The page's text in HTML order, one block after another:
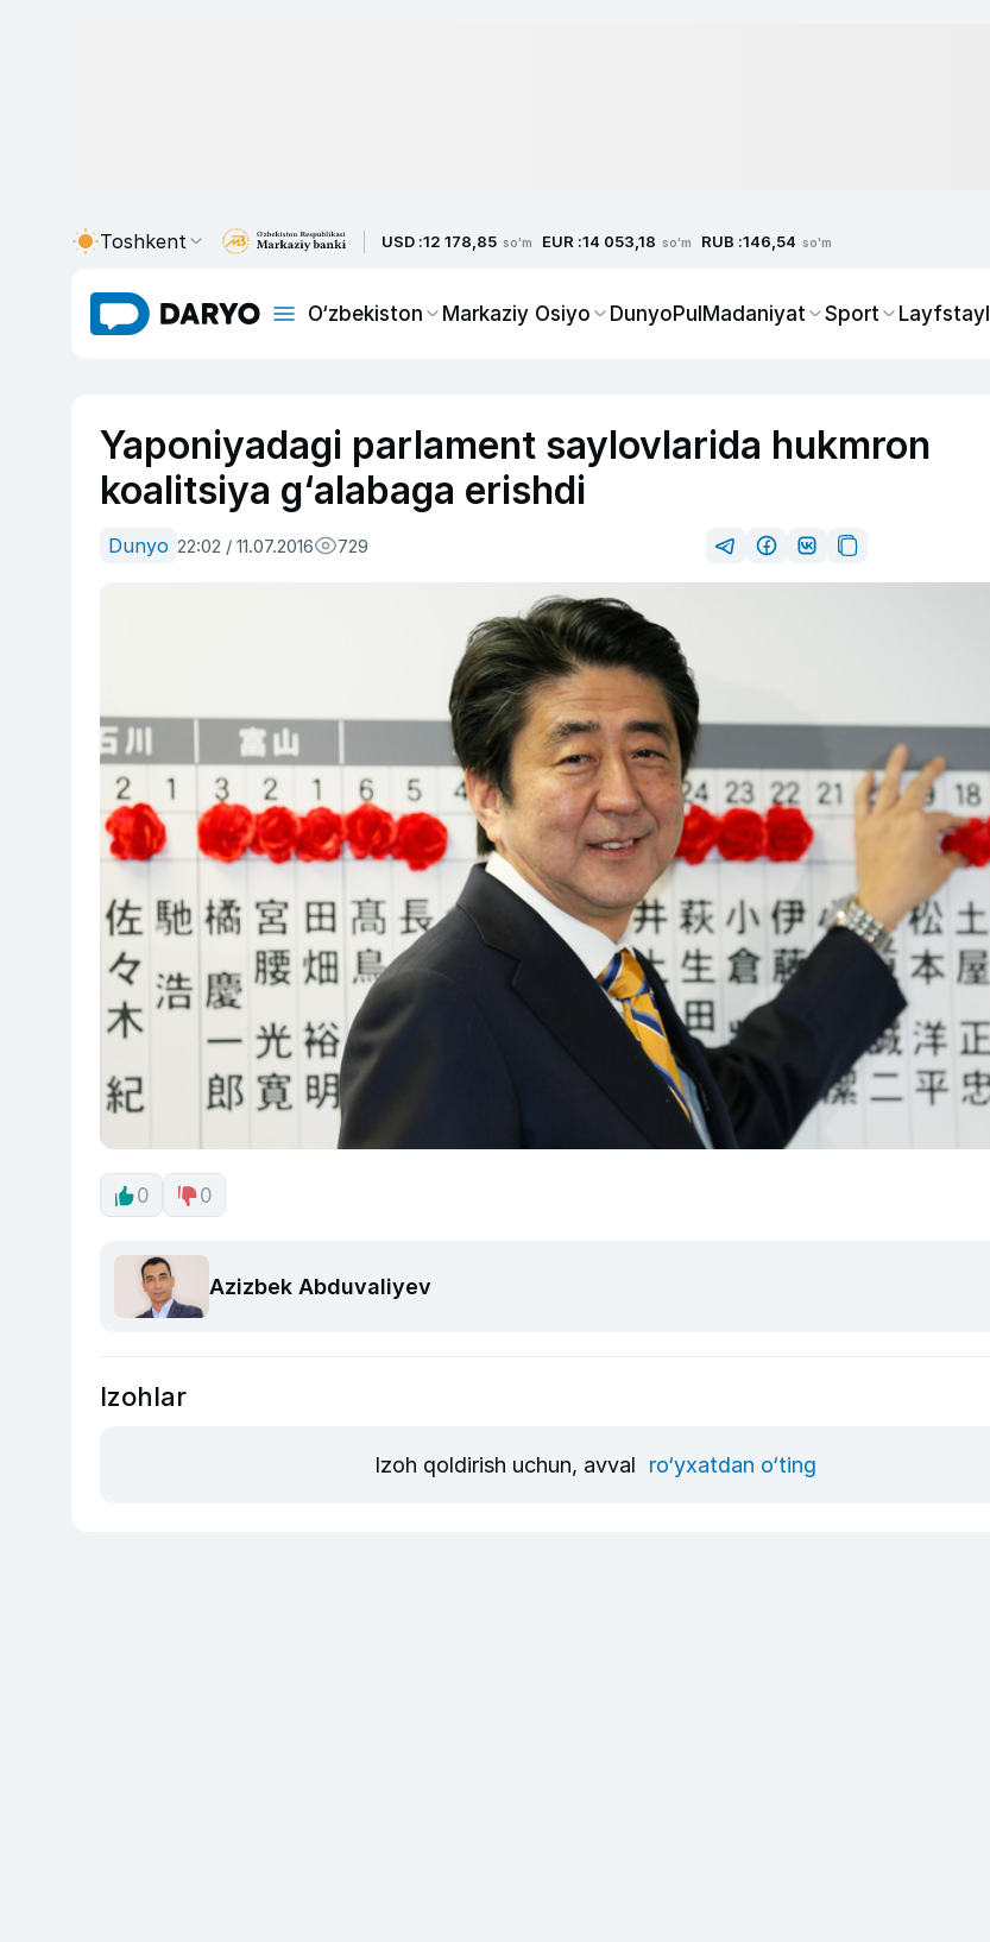
Toshkent USD :12 178,85 so'm EUR :14 053,18 so'm RUB :146,54 so'm
O‘zbekiston Markaziy Osiyo DunyoPulMadaniyat Sport Layfstayl
Yaponiyadagi parlament saylovlarida hukmron
koalitsiya g‘alabaga erishdi
Dunyo 22:02 / 11.07.2016 729
0 0
Azizbek Abduvaliyev
Izohlar
Izoh qoldirish uchun, avval ro‘yxatdan o‘ting